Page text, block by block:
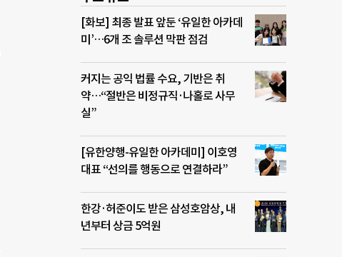
[화보] 최종 발표 앞둔 ‘유일한 아카데
미’…6개 조 솔루션 막판 점검
커지는 공익 법률 수요, 기반은 취
약…“절반은 비정규직·나홀로 사무
실”
[유한양행-유일한 아카데미] 이호영
대표 “선의를 행동으로 연결하라”
한강·허준이도 받은 삼성호암상, 내
년부터 상금 5억원